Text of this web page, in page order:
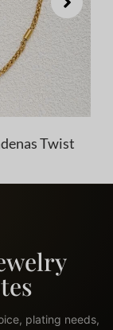
Twist
plating needs,